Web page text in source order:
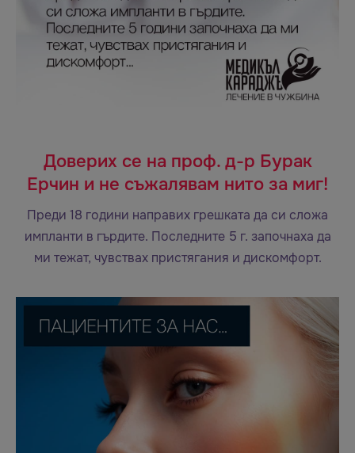
Доверих се на проф. д-р Бурак
Ерчин и не съжалявам нито за миг!
Преди 18 години направих грешката да си сложа
импланти в гърдите. Последните 5 г. започнаха да
ми тежат, чувствах пристягания и дискомфорт.